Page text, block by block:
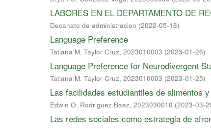
LABORES EN EL DEPARTAMENTO DE
Decanato de administracion (2022-05-18)
Language Preference
Tatiana M. Taylor Cruz, 2023010003 (2023-01-26)
Language Preference for Neurodivergent
Tatiana M. Taylor Cruz, 2023010003 (2023-01-25)
Las facilidades estudiantiles de alimentos
Edwin O. Rodriguez Baez, 2023030010 (2023-03-
Las redes sociales como estrategia de